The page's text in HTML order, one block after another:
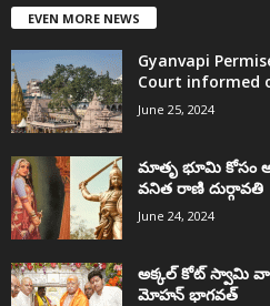
EVEN MORE NEWS
Gyanvapi
Court informed
June 25, 2024
మాతృ భూమి కోసం
వనిత రాణి దుర్గావతి
June 24, 2024
అక్కల్‌ కోట్‌ స్వామి
మోహన్ భాగవత్